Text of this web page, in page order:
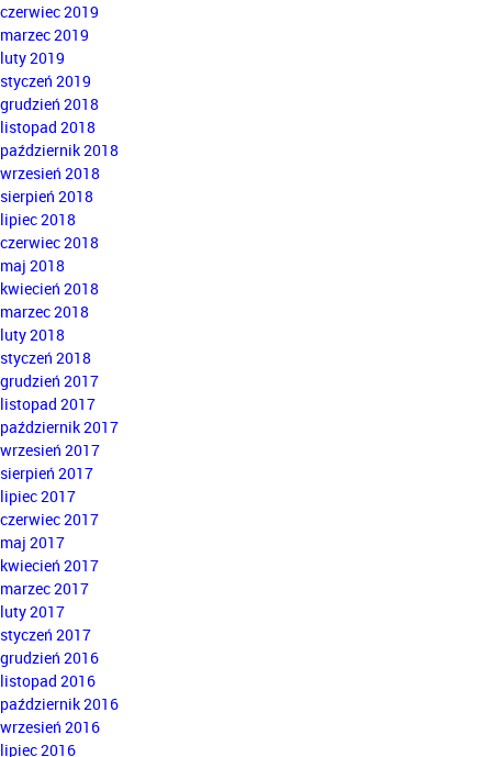
czerwiec 2019
marzec 2019
luty 2019
styczeń 2019
grudzień 2018
listopad 2018
październik 2018
wrzesień 2018
sierpień 2018
lipiec 2018
czerwiec 2018
maj 2018
kwiecień 2018
marzec 2018
luty 2018
styczeń 2018
grudzień 2017
listopad 2017
październik 2017
wrzesień 2017
sierpień 2017
lipiec 2017
czerwiec 2017
maj 2017
kwiecień 2017
marzec 2017
luty 2017
styczeń 2017
grudzień 2016
listopad 2016
październik 2016
wrzesień 2016
lipiec 2016